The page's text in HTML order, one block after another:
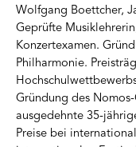
Wolfgang Boettcher,
Geprüfte
Konzertexamen.
Philharmonie.
Gründung des
ausgedehnte 35-
Preise bei